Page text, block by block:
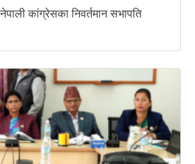
कांग्रेसका निवर्तमान सभापति